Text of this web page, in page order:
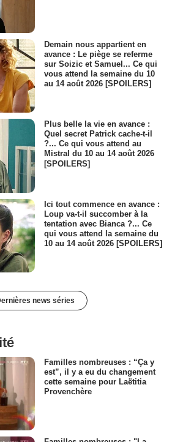
Demain nous appartient en
avance : Le piège se referme
sur Soizic et Samuel... Ce qui
vous attend la semaine du 10
au 14 août 2026 [SPOILERS]
Plus belle la vie en avance :
Quel secret Patrick cache-t-il
?... Ce qui vous attend au
Mistral du 10 au 14 août 2026
[SPOILERS]
Ici tout commence en avance :
Loup va-t-il succomber à la
tentation avec Bianca ?... Ce
qui vous attend la semaine du
10 au 14 août 2026 [SPOILERS]
news séries
Familles nombreuses : “Ça y
est”, il y a eu du changement
cette semaine pour Laëtitia
Provenchère